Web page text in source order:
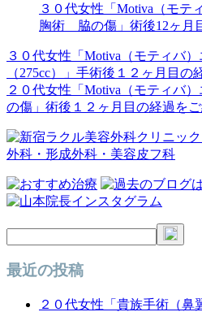
３０代女性「Motiva（モテ
胸術 脇の傷」術後12ヶ月
投
稿
ナ
ビ
ゲ
ー
ョ
ン
３０代女性「Motiva（モティバ
（275cc）」手術後１２ヶ月目の
２０代女性「Motiva（モティバ
の傷」術後１２ヶ月目の経過をご
最近の投稿
２０代女性「貴族手術（